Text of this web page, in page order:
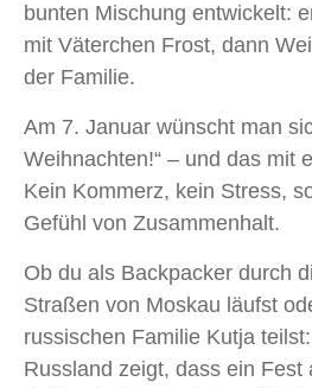
bunten Mischung entwickelt:
mit Väterchen Frost, dann
der Familie.
Am 7. Januar wünscht man
Weihnachten!“ – und das mit
Kein Kommerz, kein Stress,
Gefühl von Zusammenhalt.
Ob du als Backpacker durch
Straßen von Moskau läufst
russischen Familie Kutja
Russland zeigt, dass ein Fest